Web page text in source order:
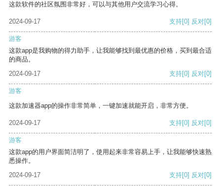
这款软件的社区氛围非常好，可以与其他用户交流学习心得。
2024-09-17 支持[0] 反对[0]
游客
这款app是我购物的得力助手，让我能够找到最优惠的价格，买到最合适
的商品。
2024-09-17
支持[0] 反对[0]
游客
这款加速器app的操作非常简单，一键加速就能开启，非常方便。
2024-09-17 支持[0] 反对[0]
游客
这款app的用户界面简洁明了，使用起来非常容易上手，让我能够快速熟
悉操作。
2024-09-17
支持[0] 反对[0]